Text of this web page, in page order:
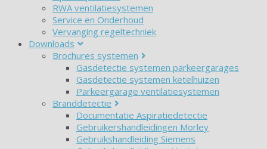
RWA ventilatiesystemen
Service en Onderhoud
Vervanging regeltechniek
Downloads
Brochures systemen
Gasdetectie systemen parkeergarages
Gasdetectie systemen ketelhuizen
Parkeergarage ventilatiesystemen
Branddetectie
Documentatie Aspiratiedetectie
Gebruikershandleidingen Morley
Gebruikshandleiding Siemens